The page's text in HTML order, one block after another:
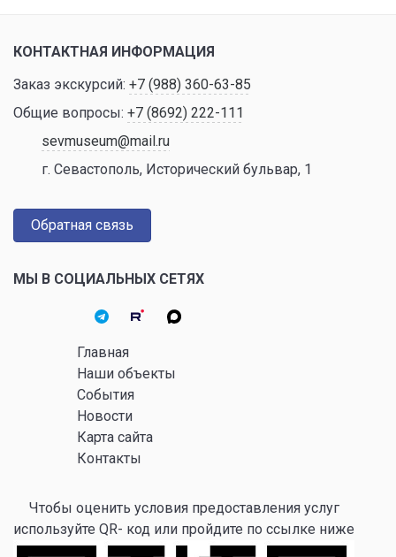
КОНТАКТНАЯ ИНФОРМАЦИЯ
Заказ экскурсий: +7 (988) 360-63-85
Общие вопросы: +7 (8692) 222-111
sevmuseum@mail.ru
г. Севастополь, Исторический бульвар, 1
Обратная связь
МЫ В СОЦИАЛЬНЫХ СЕТЯХ
Главная
Наши объекты
События
Новости
Карта сайта
Контакты
Чтобы оценить условия предоставления услуг
используйте QR- код или пройдите по ссылке ниже